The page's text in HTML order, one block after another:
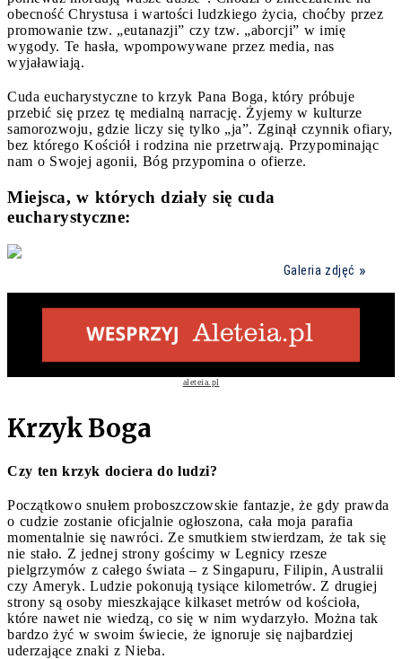
obecność Chrystusa i wartości ludzkiego życia, choćby przez
promowanie tzw. „eutanazji” czy tzw. „aborcji” w imię
wygody. Te hasła, wpompowywane przez media, nas
wyjaławiają.
Cuda eucharystyczne to krzyk Pana Boga, który próbuje
przebić się przez tę medialną narrację. Żyjemy w kulturze
samorozwoju, gdzie liczy się tylko „ja”. Zginął czynnik ofiary,
bez którego Kościół i rodzina nie przetrwają. Przypominając
nam o Swojej agonii, Bóg przypomina o ofierze.
Miejsca, w których działy się cuda
eucharystyczne:
Galeria zdjęć
aleteia.pl
Krzyk Boga
Czy ten krzyk dociera do ludzi?
Początkowo snułem proboszczowskie fantazje, że gdy prawda
o cudzie zostanie oficjalnie ogłoszona, cała moja parafia
momentalnie się nawróci. Ze smutkiem stwierdzam, że tak się
nie stało. Z jednej strony gościmy w Legnicy rzesze
pielgrzymów z całego świata – z Singapuru, Filipin, Australii
czy Ameryk. Ludzie pokonują tysiące kilometrów. Z drugiej
strony są osoby mieszkające kilkaset metrów od kościoła,
które nawet nie wiedzą, co się w nim wydarzyło. Można tak
bardzo żyć w swoim świecie, że ignoruje się najbardziej
uderzające znaki z Nieba.